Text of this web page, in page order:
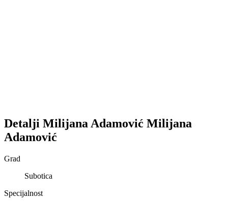
Detalji Milijana Adamović Milijana
Adamović
Grad
Subotica
Specijalnost